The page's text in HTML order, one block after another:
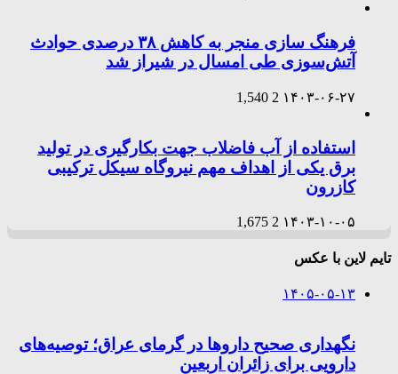
فرهنگ سازی منجر به کاهش ۳۸ درصدی حوادث
آتش‌سوزی طی امسال در شیراز شد
۱۴۰۳-۰۶-۲۷ 2
1,540
استفاده از آب فاضلاب جهت بکارگیری در تولید
برق یکی از اهداف مهم نیروگاه سیکل ترکیبی
کازرون
۱۴۰۳-۱۰-۰۵ 2
1,675
تایم لاین با عکس
۱۴۰۵-۰۵-۱۳
نگهداری صحیح داروها در گرمای عراق؛ توصیه‌های
دارویی برای زائران اربعین